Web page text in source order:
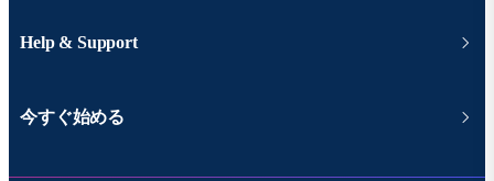
Help & Support
今すぐ始める